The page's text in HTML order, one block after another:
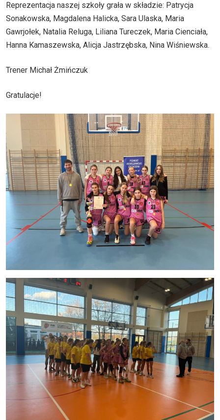
Reprezentacja naszej szkoły grała w składzie: Patrycja
Sonakowska, Magdalena Halicka, Sara Ulaska, Maria
Gawrjołek, Natalia Reluga, Liliana Tureczek, Maria Cienciała,
Hanna Kamaszewska, Alicja Jastrzębska, Nina Wiśniewska.
Trener Michał Żmińczuk
Gratulacje!